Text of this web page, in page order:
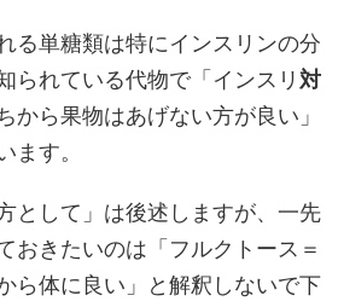
る単糖類は特にインスリンの分
られている代物で「インスリ対
から果物はあげない方が良い」
ます。
として」は後述しますが、一先
おきたいのは「フルクトース＝
ら体に良い」と解釈しないで下